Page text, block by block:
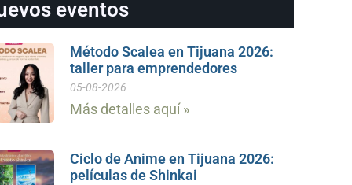
eventos
Método Scalea en Tijuana 2026:
taller para emprendedores
05-08-2026
Más detalles aquí »
Ciclo de Anime en Tijuana 2026:
películas de Shinkai